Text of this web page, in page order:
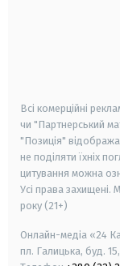
Всі комерційні
чи "Партнерський
"Позиція"
не поділяти їхніх
цитування можна
Усі права захищені.
року (21+)
Онлайн-медіа «24
пл. Галицька, буд.